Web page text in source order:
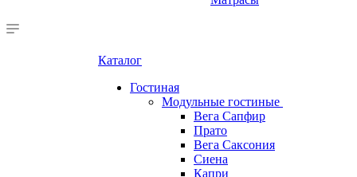
Каталог
Гостиная
Модульные гостиные
Вега Сапфир
Прато
Вега Саксония
Сиена
Капри